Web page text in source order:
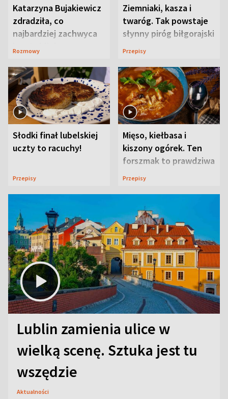
Katarzyna Bujakiewicz
zdradziła, co
najbardziej zachwyca
ją w Lublinie
Rozmowy
Ziemniaki, kasza i
twaróg. Tak powstaje
słynny piróg biłgorajski
Przepisy
Słodki finał lubelskiej
uczty to racuchy!
Przepisy
Mięso, kiełbasa i
kiszony ogórek. Ten
forszmak to prawdziwa
uczta
Przepisy
Lublin zamienia ulice w
wielką scenę. Sztuka jest tu
wszędzie
Aktualności